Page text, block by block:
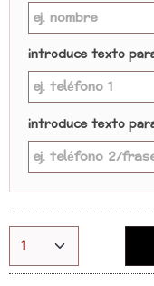
introduce texto
introduce texto